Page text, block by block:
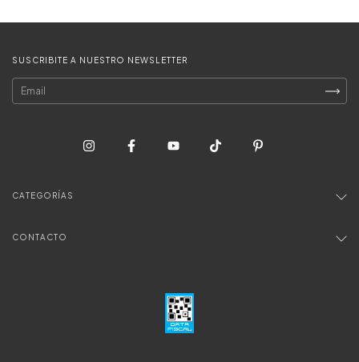
SUSCRIBITE A NUESTRO NEWSLETTER
CATEGORÍAS
CONTACTO